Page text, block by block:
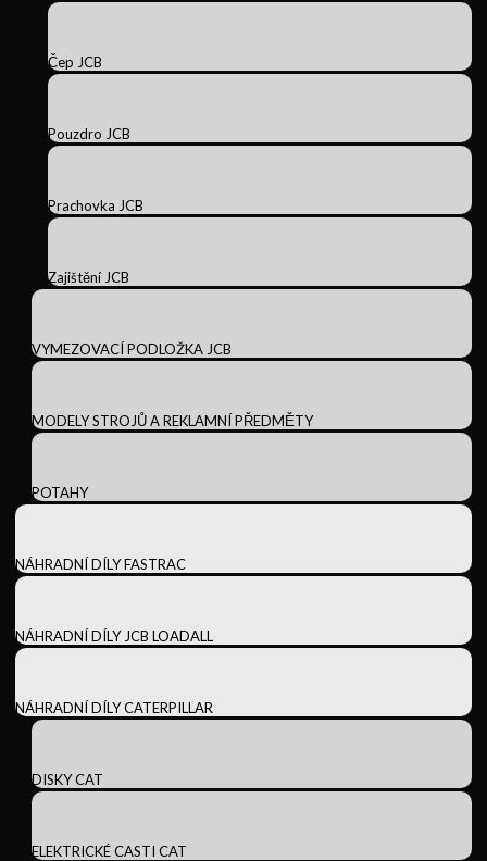
Čep JCB
Pouzdro JCB
Prachovka JCB
Zajištění JCB
VYMEZOVACÍ PODLOŽKA JCB
MODELY STROJŮ A REKLAMNÍ PŘEDMĚTY
POTAHY
NÁHRADNÍ DÍLY FASTRAC
NÁHRADNÍ DÍLY JCB LOADALL
NÁHRADNÍ DÍLY CATERPILLAR
DISKY CAT
ELEKTRICKÉ CASTI CAT